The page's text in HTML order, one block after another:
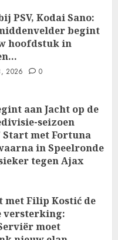
2026
PSV, Kodai Sano:
begint
hoofdstuk in
2026 0
aan Jacht op de
seizoen
Start met Fortuna
in Speelronde
tegen Ajax
2026
met Filip Kostić de
versterking:
moet